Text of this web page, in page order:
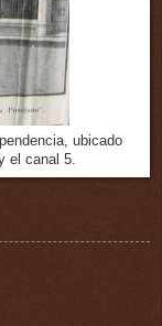
ubicado
el canal 5.